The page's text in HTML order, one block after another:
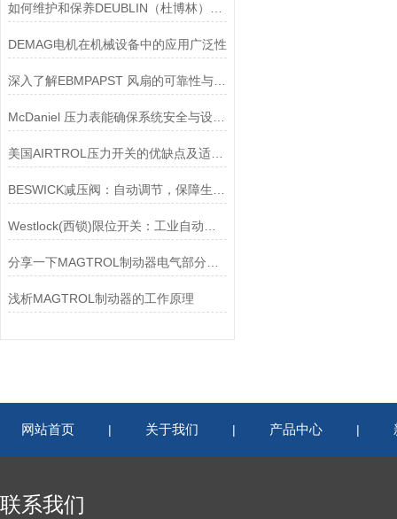
DEMAG电机在机械设备中的应用广泛性
深入了解EBMPAPST 风扇的可靠性与耐用性
McDaniel 压力表能确保系统安全与设备寿命延长
美国AIRTROL压力开关的优缺点及适用范围讲解
浅析MAGTROL制动器的工作原理
网站首页 | 关于我们 | 产品中心 |
联系我们